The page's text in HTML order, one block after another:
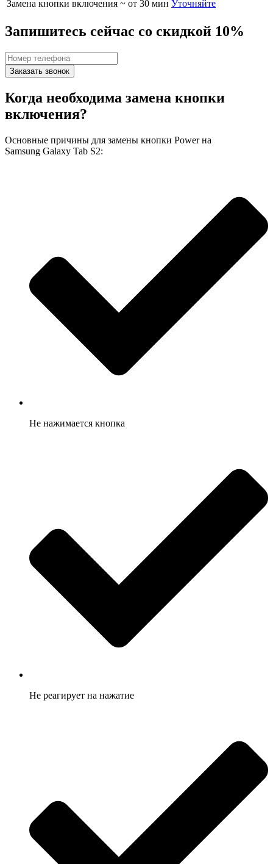
Замена кнопки включения ~ от 30 мин Уточняйте
Запишитесь сейчас со скидкой 10%
Заказать звонок
Когда необходима замена кнопки
включения?
Основные причины для замены кнопки Power на
Samsung Galaxy Tab S2:
Не нажимается кнопка
Не реагирует на нажатие